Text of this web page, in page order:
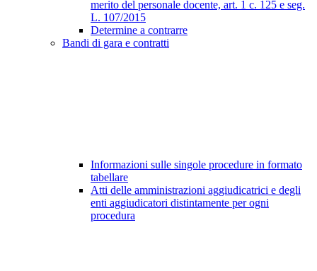
merito del personale docente, art. 1 c. 125 e seg.
L. 107/2015
Determine a contrarre
Bandi di gara e contratti
Informazioni sulle singole procedure in formato
tabellare
Atti delle amministrazioni aggiudicatrici e degli
enti aggiudicatori distintamente per ogni
procedura